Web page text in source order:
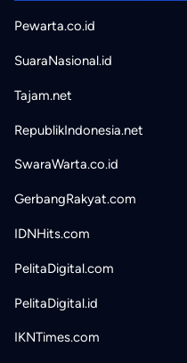
Pewarta.co.id
SuaraNasional.id
Tajam.net
RepublikIndonesia.net
SwaraWarta.co.id
GerbangRakyat.com
IDNHits.com
PelitaDigital.com
PelitaDigital.id
IKNTimes.com